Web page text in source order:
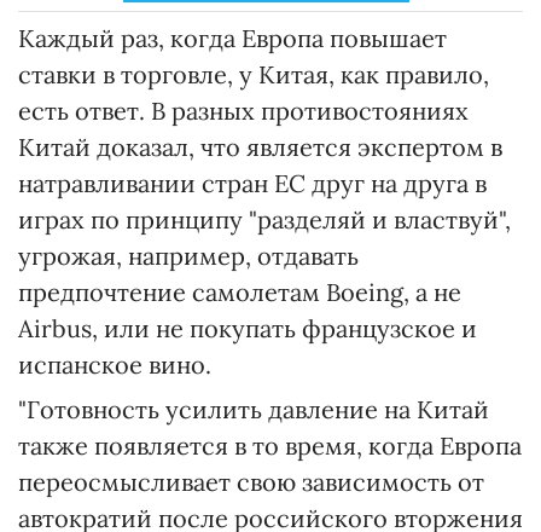
Каждый раз, когда Европа повышает
ставки в торговле, у Китая, как правило,
есть ответ. В разных противостояниях
Китай доказал, что является экспертом в
натравливании стран ЕС друг на друга в
играх по принципу "разделяй и властвуй",
угрожая, например, отдавать
предпочтение самолетам Boeing, а не
Airbus, или не покупать французское и
испанское вино.
"Готовность усилить давление на Китай
также появляется в то время, когда Европа
переосмысливает свою зависимость от
автократий после российского вторжения